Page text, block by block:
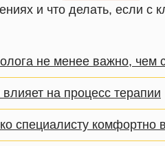
и что делать, если с
специалисту комфортно
не менее важно, чем
на процесс терапии